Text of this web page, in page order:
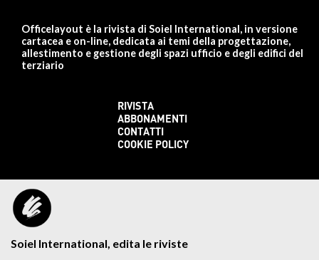
Officelayout è la rivista di Soiel International, in versione
cartacea e on-line, dedicata ai temi della progettazione,
allestimento e gestione degli spazi ufficio e degli edifici del
terziario
RIVISTA
ABBONAMENTI
CONTATTI
COOKIE POLICY
Soiel International, edita le riviste